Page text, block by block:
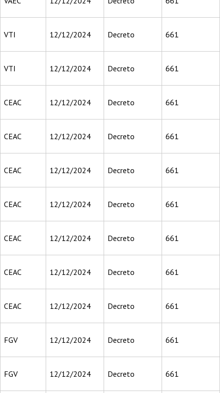
VTI 12/12/2024 Decreto 661
VTI 12/12/2024 Decreto 661
CEAC 12/12/2024 Decreto 661
CEAC 12/12/2024 Decreto 661
CEAC 12/12/2024 Decreto 661
CEAC 12/12/2024 Decreto 661
CEAC 12/12/2024 Decreto 661
CEAC 12/12/2024 Decreto 661
CEAC 12/12/2024 Decreto 661
FGV 12/12/2024 Decreto 661
FGV 12/12/2024 Decreto 661